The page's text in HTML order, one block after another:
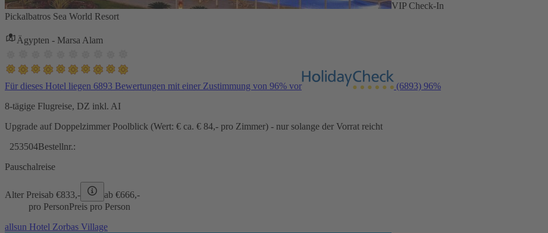
VIP Check-In
Pickalbatros Sea World Resort
Ägypten - Marsa Alam
Für dieses Hotel liegen 6893 Bewertungen mit einer Zustimmung von 96% vor (6893) 96%
8-tägige Flugreise, DZ inkl. AI
Upgrade auf Doppelzimmer Poolblick (Wert: € ca. € 84,- pro Zimmer) - nur solange der Vorrat reicht
253504Bestellnr.:
Pauschalreise
Alter Preisab €833,- ab €666,-
pro PersonPreis pro Person
allsun Hotel Zorbas Village